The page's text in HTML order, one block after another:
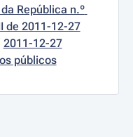
República n.º
de 2011-12-27
2011-12-27
públicos